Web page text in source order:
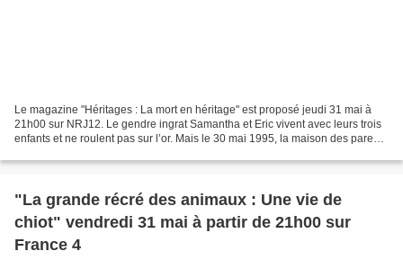
Le magazine "Héritages : La mort en héritage" est proposé jeudi 31 mai à
21h00 sur NRJ12. Le gendre ingrat Samantha et Eric vivent avec leurs trois
enfants et ne roulent pas sur l’or. Mais le 30 mai 1995, la maison des parents
"La grande récré des animaux : Une vie de
chiot" vendredi 31 mai à partir de 21h00 sur
France 4